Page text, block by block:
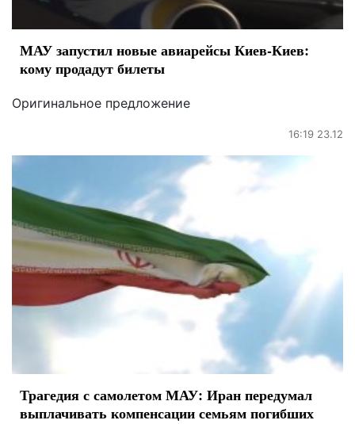
МАУ запустил новые авиарейсы Киев-Киев:
кому продадут билеты
Оригинальное предложение
16:19 23.12
Трагедия с самолетом МАУ: Иран передумал
выплачивать компенсации семьям погибших